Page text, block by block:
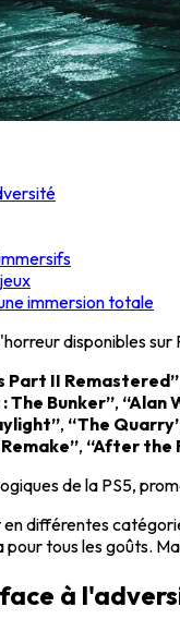
immersion totale
disponibles
Part II Remastered”
The Bunker”, “Alan
, “The
, “After the
de la PS5,
différentes
tous les goûts.
à